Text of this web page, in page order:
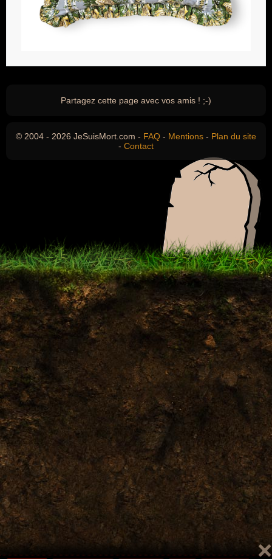
Partagez cette page avec vos amis ! ;-)
© 2004 - 2026 JeSuisMort.com - FAQ - Mentions - Plan du site
- Contact